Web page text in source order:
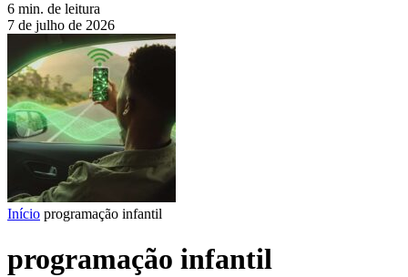
6 min. de leitura
7 de julho de 2026
Início programação infantil
programação infantil